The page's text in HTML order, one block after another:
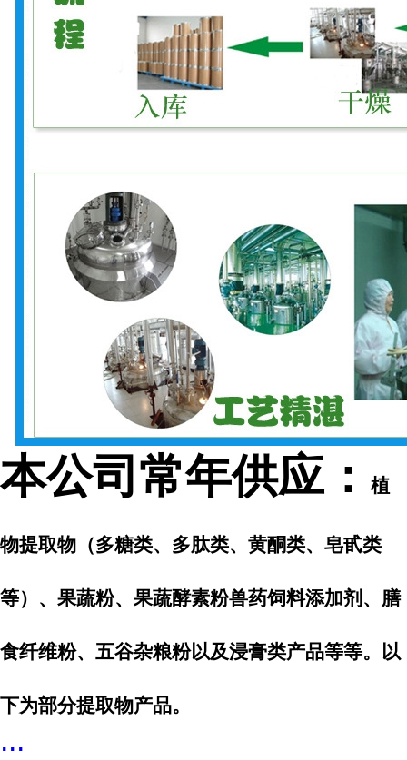
本公司常年供应： 植
物提取物（多糖类、多肽类、黄酮类、皂甙类
等）、 果蔬粉、果蔬酵素粉兽药饲料添加剂、膳
食纤维粉、五谷杂粮粉以及浸膏类产品等等。以
下为部分提取物产品。
...